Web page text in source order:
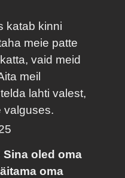
katab kinni
meie patte
vaid meid
meil
lahti valest,
valguses.
Sina oled oma
oma